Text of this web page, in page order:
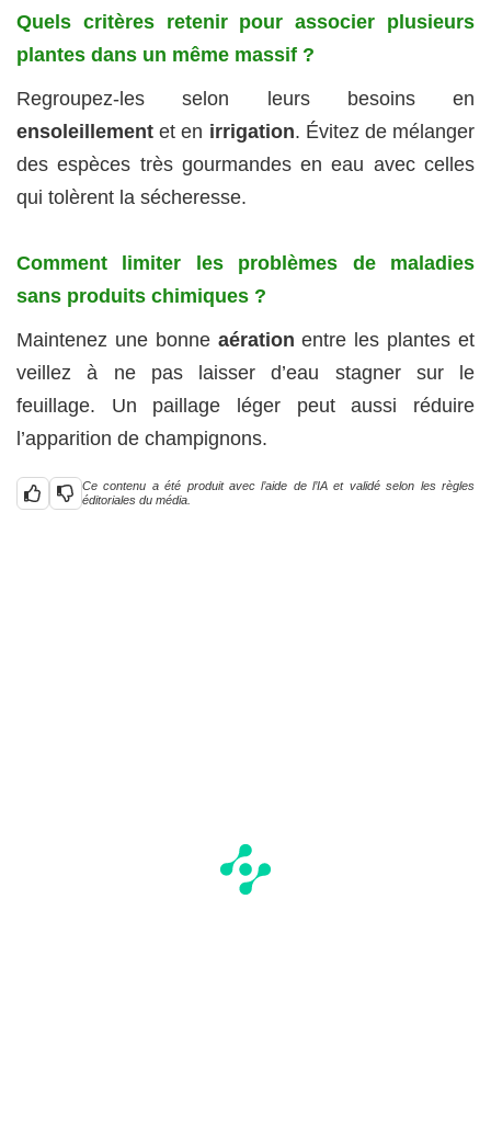
Quels critères retenir pour associer plusieurs
plantes dans un même massif ?
Regroupez-les selon leurs besoins en
ensoleillement et en irrigation. Évitez de mélanger
des espèces très gourmandes en eau avec celles
qui tolèrent la sécheresse.
Comment limiter les problèmes de maladies
sans produits chimiques ?
Maintenez une bonne aération entre les plantes et
veillez à ne pas laisser d’eau stagner sur le
feuillage. Un paillage léger peut aussi réduire
l’apparition de champignons.
Ce contenu a été produit avec l’aide de l’IA et validé selon les règles
éditoriales du média.